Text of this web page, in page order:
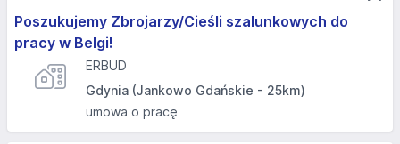
Poszukujemy Zbrojarzy/Cieśli szalunkowych do
pracy w Belgi!
ERBUD
Gdynia (Jankowo Gdańskie - 25km)
umowa o pracę